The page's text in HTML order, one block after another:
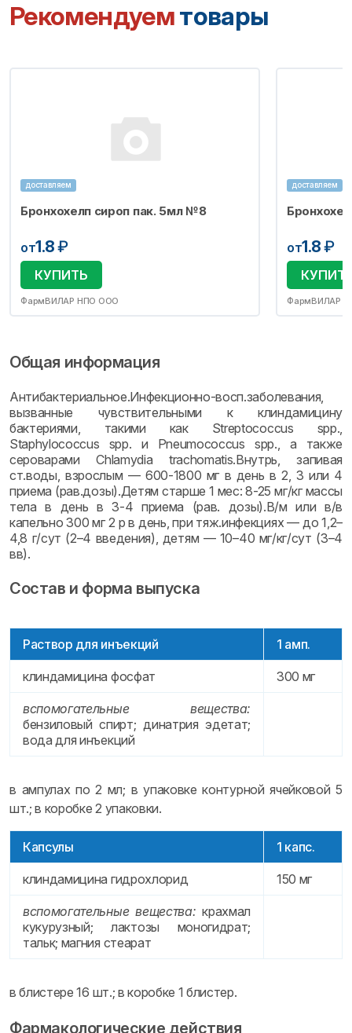
Рекомендуемтовары
доставляем
Бронхохелп сироп пак. 5мл №8
от1.8₽
КУПИТЬ
ФармВИЛАР НПО ООО
доставляем
от1.8₽
ФармВИЛАР
Общая информация
Антибактериальное.Инфекционно-восп.заболевания,
вызванные чувствительными к клиндамицину
бактериями, такими как Streptococcus spp.,
Staphylococcus spp. и Pneumococcus spp., а также
сероварами Chlamydia trachomatis.Внутрь, запивая
ст.воды, взрослым — 600-1800 мг в день в 2, 3 или 4
приема (рав.дозы).Детям старше 1 мес: 8-25 мг/кг массы
тела в день в 3-4 приема (рав. дозы).В/м или в/в
капельно 300 мг 2 р в день, при тяж.инфекциях — до 1,2–
4,8 г/сут (2–4 введения), детям — 10–40 мг/кг/сут (3–4
вв).
Состав и форма выпуска
Раствор для инъекций 1 амп.
клиндамицина фосфат 300 мг
вспомогательные вещества:
бензиловый спирт; динатрия эдетат;
вода для инъекций
в ампулах по 2 мл; в упаковке контурной ячейковой 5
шт.; в коробке 2 упаковки.
Капсулы 1 капс.
клиндамицина гидрохлорид 150 мг
вспомогательные вещества:крахмал
кукурузный; лактозы моногидрат;
тальк; магния стеарат
в блистере 16 шт.; в коробке 1 блистер.
Фармакологические действия